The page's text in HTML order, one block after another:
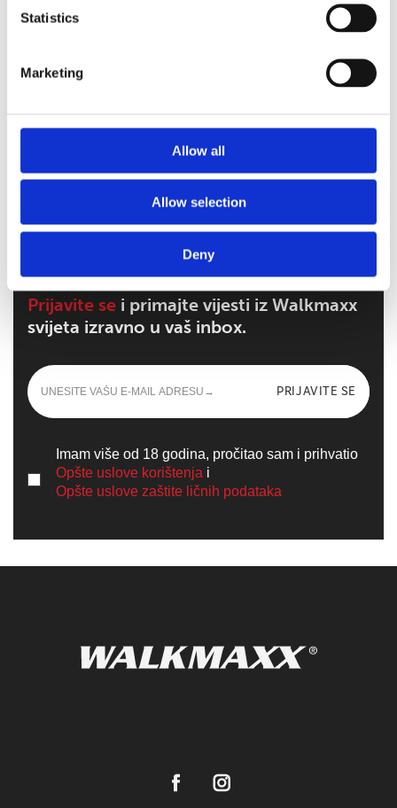
Statistics
Marketing
Allow all
Allow selection
Deny
Walkmaxx: Korak bliže zdravlju, bez obzira
Walkmaxx Slipster Papuče
Prijavite se i primajte vijesti iz Walkmaxx
svijeta izravno u vaš inbox.
PRIJAVITE SE
Imam više od 18 godina, pročitao sam i prihvatio
Opšte uslove korištenja i
Opšte uslove zaštite ličnih podataka